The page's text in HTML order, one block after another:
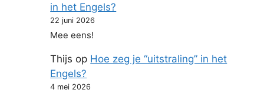
in het Engels?
22 juni 2026
Mee eens!
Thijs op Hoe zeg je “uitstraling” in het
Engels?
4 mei 2026